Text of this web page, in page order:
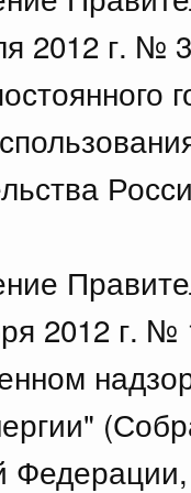
2012 г. №
2012 г.
г. № 2439
июля, среда
г. № 2177